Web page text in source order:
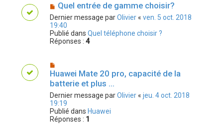
Quel entrée de gamme choisir?
Dernier message parOlivier« ven. 5 oct. 2018
19:40
Publié dans Quel téléphone choisir ?
Réponses : 4
Huawei Mate 20 pro, capacité de la
batterie et plus ...
Dernier message parOlivier« jeu. 4 oct. 2018
19:19
Publié dans Huawei
Réponses : 1